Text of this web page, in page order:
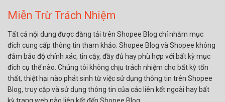
Miễn Trừ Trách Nhiệm
Tất cả nội dung được đăng tải trên Shopee Blog chỉ nhằm mục
đích cung cấp thông tin tham khảo. Shopee Blog và Shopee không
đảm bảo độ chính xác, tin cậy, đầy đủ hay phù hợp với bất kỳ mục
đích cụ thể nào. Chúng tôi không chịu trách nhiệm cho bất kỳ tổn
thất, thiệt hại nào phát sinh từ việc sử dụng thông tin trên Shopee
Blog, truy cập và sử dụng thông tin của các liên kết ngoài hay bất
kỳ trang web nào liên kết đến Shopee Blog.